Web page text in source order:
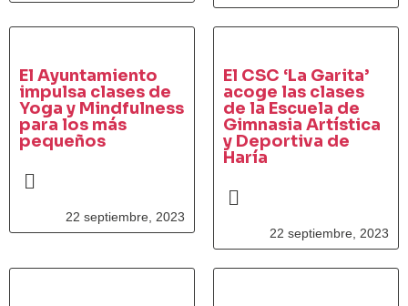
El Ayuntamiento
impulsa clases de
Yoga y Mindfulness
para los más
pequeños
22 septiembre, 2023
El CSC ‘La Garita’
acoge las clases
de la Escuela de
Gimnasia Artística
y Deportiva de
Haría
22 septiembre, 2023